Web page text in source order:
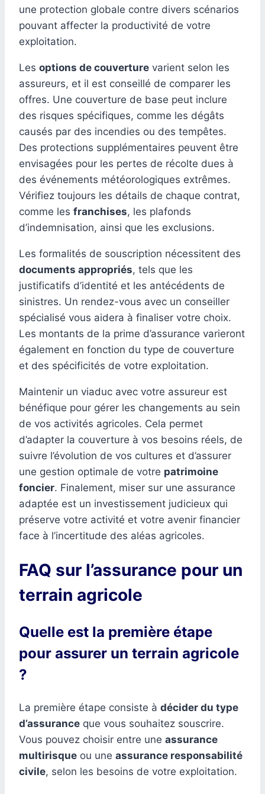
une protection globale contre divers scénarios
pouvant affecter la productivité de votre
exploitation.
Les options de couverture varient selon les
assureurs, et il est conseillé de comparer les
offres. Une couverture de base peut inclure
des risques spécifiques, comme les dégâts
causés par des incendies ou des tempêtes.
Des protections supplémentaires peuvent être
envisagées pour les pertes de récolte dues à
des événements météorologiques extrêmes.
Vérifiez toujours les détails de chaque contrat,
comme les franchises, les plafonds
d’indemnisation, ainsi que les exclusions.
Les formalités de souscription nécessitent des
documents appropriés, tels que les
justificatifs d’identité et les antécédents de
sinistres. Un rendez-vous avec un conseiller
spécialisé vous aidera à finaliser votre choix.
Les montants de la prime d’assurance varieront
également en fonction du type de couverture
et des spécificités de votre exploitation.
Maintenir un viaduc avec votre assureur est
bénéfique pour gérer les changements au sein
de vos activités agricoles. Cela permet
d’adapter la couverture à vos besoins réels, de
suivre l’évolution de vos cultures et d’assurer
une gestion optimale de votre patrimoine
foncier. Finalement, miser sur une assurance
adaptée est un investissement judicieux qui
préserve votre activité et votre avenir financier
face à l’incertitude des aléas agricoles.
FAQ sur l’assurance pour un
terrain agricole
Quelle est la première étape
pour assurer un terrain agricole
?
La première étape consiste à décider du type
d’assurance que vous souhaitez souscrire.
Vous pouvez choisir entre une assurance
multirisque ou une assurance responsabilité
civile, selon les besoins de votre exploitation.